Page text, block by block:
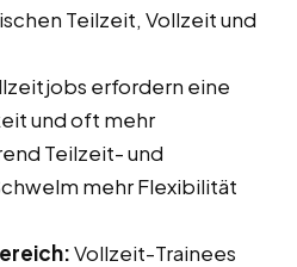
Teilzeit, Vollzeit und
erfordern eine
und oft mehr
Teilzeit- und
mehr Flexibilität
Vollzeit-Trainees